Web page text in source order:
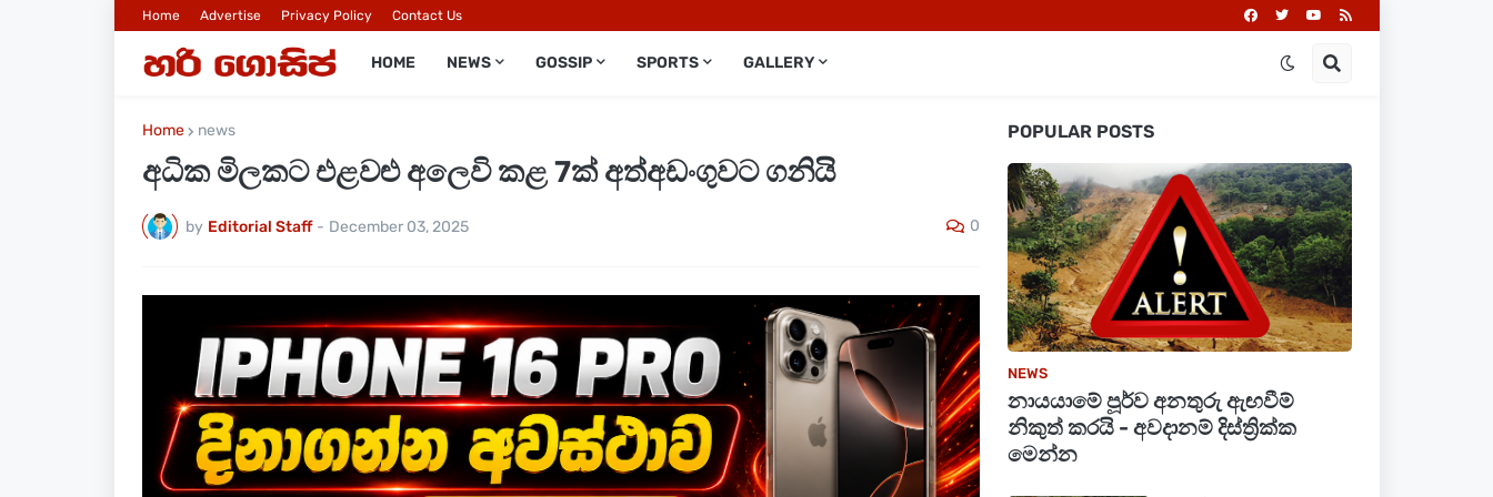
Home Advertise Privacy Policy Contact Us
HOME NEWS GOSSIP SPORTS GALLERY
Home news
අධික මිලකට එළවළු අලෙවි කළ 7ක් අත්අඩංගුවට ගනියි
by Editorial Staff - December 03, 2025 0
POPULAR POSTS
NEWS
නායයාමේ පූර්ව අනතුරු ඇඟවීම්
නිකුත් කරයි - අවදානම් දිස්ත්‍රික්ක
මෙන්න